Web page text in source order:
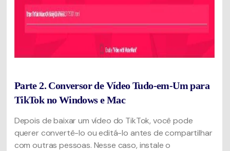
Parte 2. Conversor de Vídeo Tudo-em-Um para
TikTok no Windows e Mac
Depois de baixar um vídeo do TikTok, você pode
querer convertê-lo ou editá-lo antes de compartilhar
com outras pessoas. Nesse caso, instale o